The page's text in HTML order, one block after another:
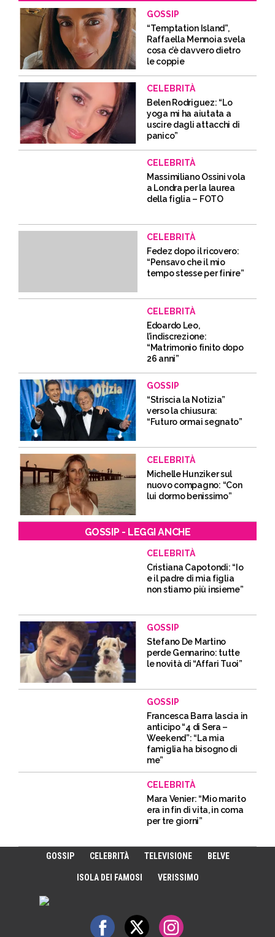
GOSSIP
“Temptation Island”,
Raffaella Mennoia svela
cosa c’è davvero dietro
le coppie
CELEBRITÀ
Belen Rodriguez: “Lo
yoga mi ha aiutata a
uscire dagli attacchi di
panico”
CELEBRITÀ
Massimiliano Ossini vola
a Londra per la laurea
della figlia – FOTO
CELEBRITÀ
Fedez dopo il ricovero:
“Pensavo che il mio
tempo stesse per finire”
CELEBRITÀ
Edoardo Leo,
l’indiscrezione:
“Matrimonio finito dopo
26 anni”
GOSSIP
“Striscia la Notizia”
verso la chiusura:
“Futuro ormai segnato”
CELEBRITÀ
Michelle Hunziker sul
nuovo compagno: “Con
lui dormo benissimo”
GOSSIP - LEGGI ANCHE
CELEBRITÀ
Cristiana Capotondi: “Io
e il padre di mia figlia
non stiamo più insieme”
GOSSIP
Stefano De Martino
perde Gennarino: tutte
le novità di “Affari Tuoi”
GOSSIP
Francesca Barra lascia in
anticipo “4 di Sera –
Weekend”: “La mia
famiglia ha bisogno di
me”
CELEBRITÀ
Mara Venier: “Mio marito
era in fin di vita, in coma
per tre giorni”
GOSSIP CELEBRITÀ TELEVISIONE BELVE
ISOLA DEI FAMOSI VERISSIMO